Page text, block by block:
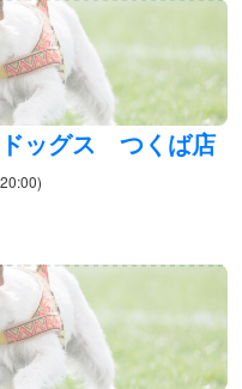
ッグス つくば店